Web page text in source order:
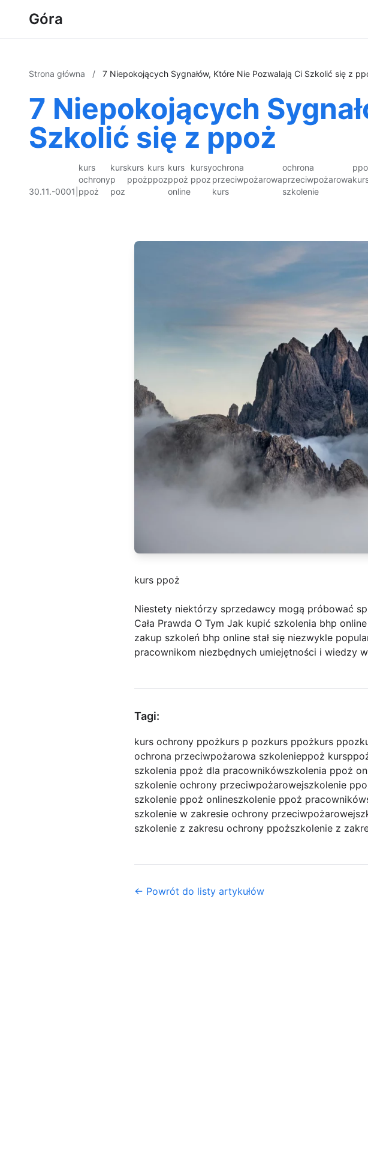
Góra
Strona główna / 7 Niepokojących Sygnałów, Które Nie Pozwalają Ci Szkolić się z
7 Niepokojących
Szkolić się z ppoż
30.11.-0001
kurs
ochrony
ppoż
kurs
p
poz
kurs
ppoż
kurs
ppoz
kurs
ppoż
online
kursy
ppoz
ochrona
przeciwpożarowa
kurs
ochrona
przeciwpożarowa
szkolenie
kurs ppoż
Niestety niektórzy sprzedawcy mogą próbować
Cała Prawda O Tym Jak kupić szkolenia bhp
zakup szkoleń bhp online stał się niezwykle
pracownikom niezbędnych umiejętności i wiedzy
Tagi:
kurs ochrony ppożkurs p pozkurs ppożkurs ppoz
ochrona przeciwpożarowa szkolenieppoż kurs
szkolenia ppoż dla pracownikówszkolenia ppoż
szkolenie ochrony przeciwpożarowejszkolenie
szkolenie ppoż onlineszkolenie ppoż pracowników
szkolenie w zakresie ochrony przeciwpożarowej
szkolenie z zakresu ochrony ppoższkolenie z
← Powrót do listy artykułów